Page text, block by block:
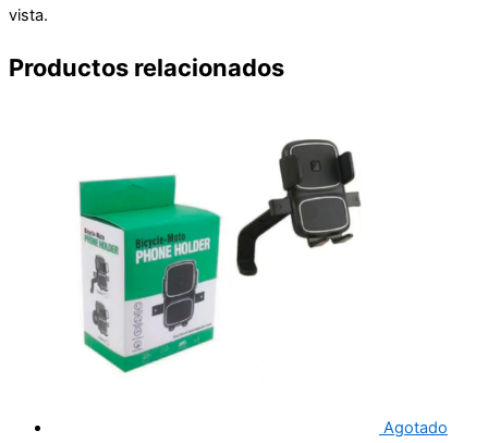
vista.
Productos relacionados
Agotado